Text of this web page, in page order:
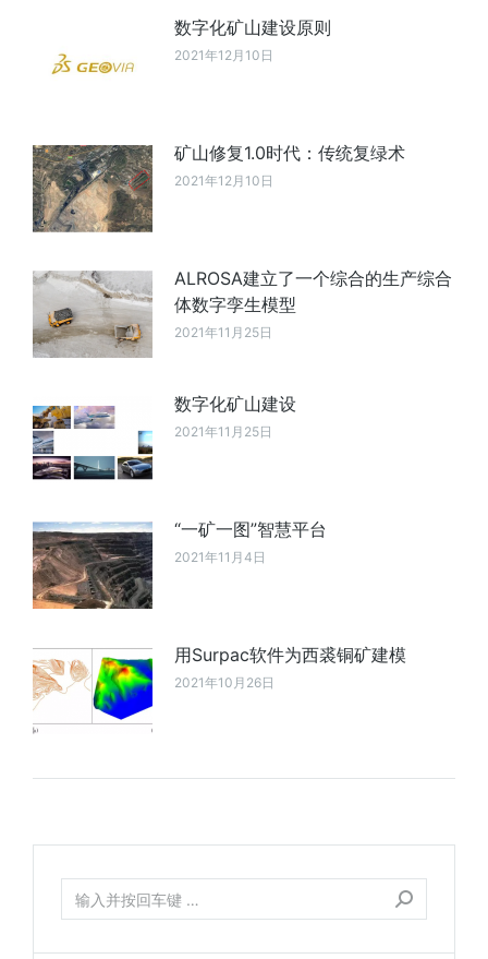
数字化矿山建设原则
2021年12月10日
矿山修复1.0时代：传统复绿术
2021年12月10日
ALROSA建立了一个综合的生产综合
体数字孪生模型
2021年11月25日
数字化矿山建设
2021年11月25日
“一矿一图”智慧平台
2021年11月4日
用Surpac软件为西裘铜矿建模
2021年10月26日